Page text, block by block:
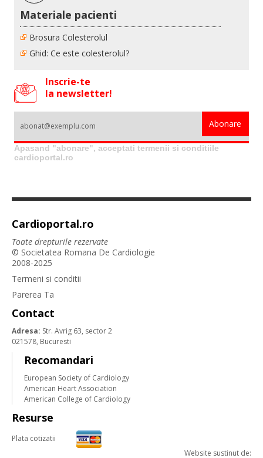
Materiale pacienti
Brosura Colesterolul
Ghid: Ce este colesterolul?
Inscrie-te
la newsletter!
Apasand "abonare", acceptati termenii si conditiile
cardioportal.ro
Cardioportal.ro
Toate drepturile rezervate
© Societatea Romana De Cardiologie
2008-2025
Termeni si conditii
Parerea Ta
Contact
Adresa: Str. Avrig 63, sector 2
021578, Bucuresti
Recomandari
European Society of Cardiology
American Heart Association
American College of Cardiology
Resurse
Plata cotizatii
Website sustinut de: